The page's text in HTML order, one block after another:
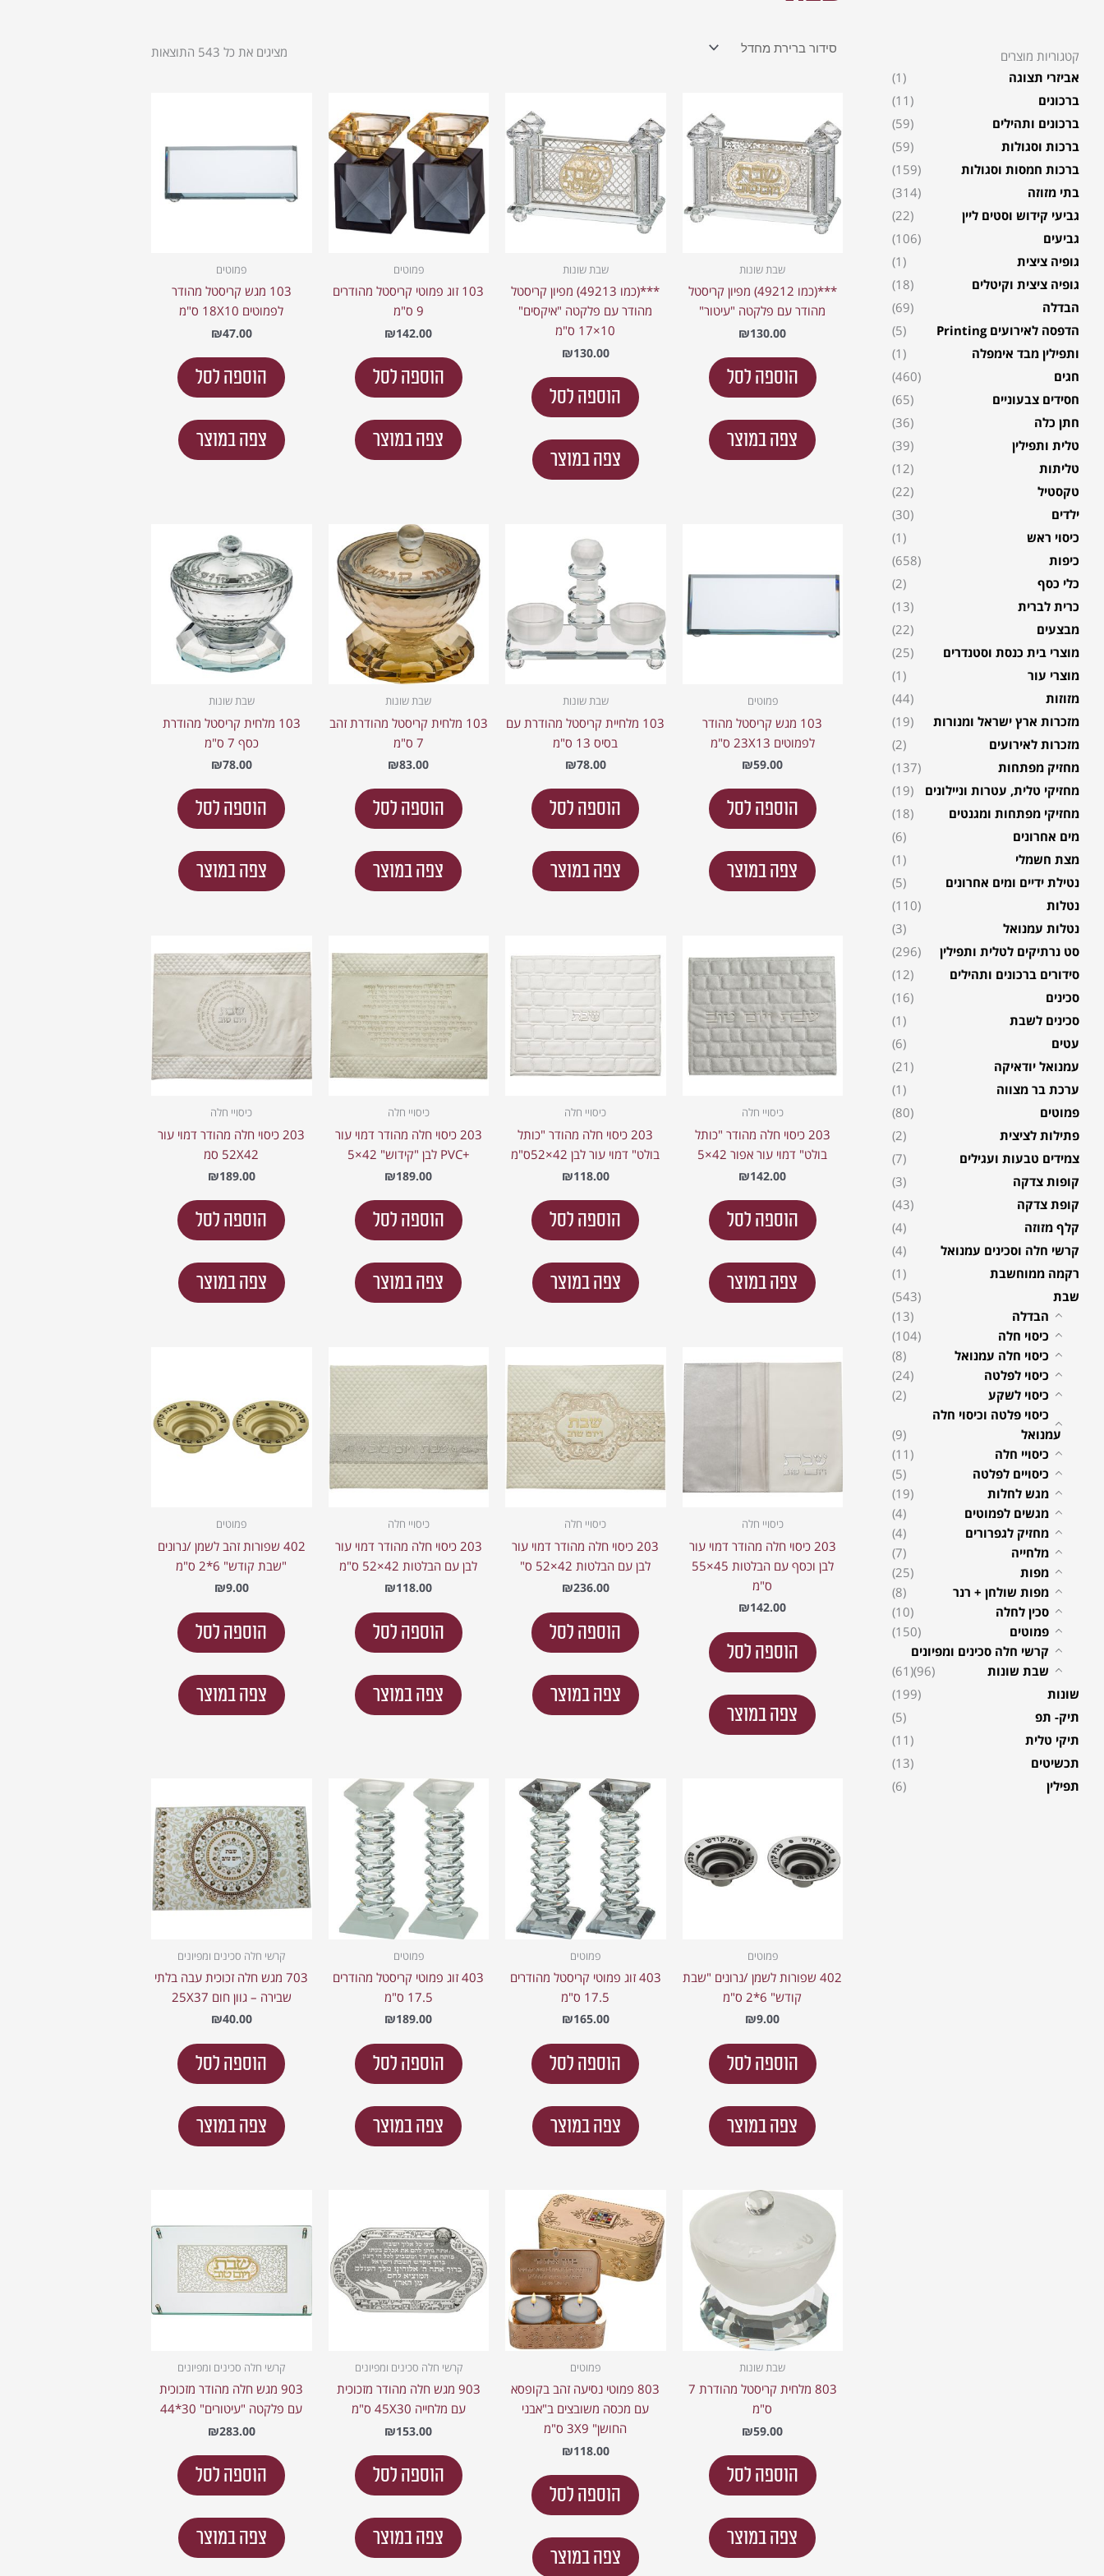
קטגוריות מוצרים
אביזרי תצוגה
(1)
ברכונים
(11)
ברכונים ותהילים
(59)
ברכות וסגולות
(59)
ברכות חמסות וסגולות
(159)
בתי מזוזה
(314)
גביעי קידוש וסטים ליין
(22)
גביעים
(106)
גופיה ציצית
(1)
גופיה ציצית וקיטלים
(18)
הבדלה
(69)
הדפסה לאירועים Printing
(5)
ותפילין מבד אימפלה
(1)
חגים
(460)
חסידים צבעוניים
(65)
חתן כלה
(36)
טלית ותפילין
(39)
טליתות
(12)
טקסטיל
(22)
ילדים
(30)
כיסוי ראש
(1)
כיפות
(658)
כלי כסף
(2)
כרית לברית
(13)
מבצעים
(22)
מוצרי בית כנסת וסטנדרים
(25)
מוצרי עור
(1)
מזוזות
(44)
מזכרות ארץ ישראל ומנורות
(19)
מזכרות לאירועים
(2)
מחזיק מפתחות
(137)
מחזיקי טלית, עטרות וניילונים
(19)
מחזיקי מפתחות ומגנטים
(18)
מים אחרונים
(6)
מצת חשמלי
(1)
נטילת ידיים ומים אחרונים
(5)
נטלות
(110)
נטלות עמנואל
(3)
סט נרתיקים לטלית ותפילין
(296)
סידורים ברכונים ותהילים
(12)
סכינים
(16)
סכינים לשבת
(1)
עטים
(6)
עמנואל יודאיקה
(21)
ערכת בר מצווה
(1)
פמוטים
(80)
פתילות לציצית
(2)
צמידים טבעות ועגילים
(7)
קופות צדקה
(3)
קופת צדקה
(43)
קלף מזוזה
(4)
קרשי חלה וסכינים עמנואל
(4)
רקמה ממוחשבת
(1)
שבת
(543)
הבדלה
(13)
כיסוי חלה
(104)
כיסוי חלה עמנואל
(8)
כיסוי לפלטה
(24)
כיסוי לשקע
(2)
כיסוי פלטה וכיסוי חלה
עמנואל
(9)
כיסויי חלה
(11)
כיסויים לפלטה
(5)
מגש לחלות
(19)
מגשים לפמוטים
(4)
מחזיק לגפרורים
(4)
מלחייה
(7)
מפות
(25)
מפות שולחן + רנר
(8)
סכין לחלה
(10)
פמוטים
(150)
קרשי חלה סכינים ומפיונים
(61)
שבת שונות
(96)
שונות
(199)
תיק- תפ
(5)
תיקי טלית
(11)
תכשיטים
(13)
תפילין
(6)
מציגים את כל ⁦543⁩ התוצאות
שבת שונות
***(כמו 49212) מפיון קריסטל
מהודר עם פלקטה "עיטור"
₪130.00
הוספה לסל
צפה במוצר
שבת שונות
***(כמו 49213) מפיון קריסטל
מהודר עם פלקטה "איקסים"
10×17 ס"מ
₪130.00
הוספה לסל
צפה במוצר
פמוטים
103 זוג פמוטי קריסטל מהודרים
9 ס"מ
₪142.00
הוספה לסל
צפה במוצר
פמוטים
103 מגש קריסטל מהודר
לפמוטים 18X10 ס"מ
₪47.00
הוספה לסל
צפה במוצר
פמוטים
103 מגש קריסטל מהודר
לפמוטים 23X13 ס"מ
₪59.00
הוספה לסל
צפה במוצר
שבת שונות
103 מלחיית קריסטל מהודרת עם
בסיס 13 ס"מ
₪78.00
הוספה לסל
צפה במוצר
שבת שונות
103 מלחית קריסטל מהודרת זהב
7 ס"מ
₪83.00
הוספה לסל
צפה במוצר
שבת שונות
103 מלחית קריסטל מהודרת
כסף 7 ס"מ
₪78.00
הוספה לסל
צפה במוצר
כיסויי חלה
203 כיסוי חלה מהודר "כותל
בולט" דמוי עור אפור 42×5
₪142.00
הוספה לסל
צפה במוצר
כיסויי חלה
203 כיסוי חלה מהודר "כותל
בולט" דמוי עור לבן 42×52ס"מ
₪118.00
הוספה לסל
צפה במוצר
כיסויי חלה
203 כיסוי חלה מהודר דמוי עור
+PVC לבן "קידוש" 42×5
₪189.00
הוספה לסל
צפה במוצר
כיסויי חלה
203 כיסוי חלה מהודר דמוי עור
52X42 סמ
₪189.00
הוספה לסל
צפה במוצר
כיסויי חלה
203 כיסוי חלה מהודר דמוי עור
לבן וכסף עם הבלטות 45×55
ס"מ
₪142.00
הוספה לסל
צפה במוצר
כיסויי חלה
203 כיסוי חלה מהודר דמוי עור
לבן עם הבלטות 42×52 ס"
₪236.00
הוספה לסל
צפה במוצר
כיסויי חלה
203 כיסוי חלה מהודר דמוי עור
לבן עם הבלטות 42×52 ס"מ
₪118.00
הוספה לסל
צפה במוצר
פמוטים
402 שפורות זהב לשמן /נרונים
"שבת קודש" 6*2 ס"מ
₪9.00
הוספה לסל
צפה במוצר
פמוטים
402 שפורות לשמן /נרונים "שבת
קודש" 6*2 ס"מ
₪9.00
הוספה לסל
צפה במוצר
פמוטים
403 זוג פמוטי קריסטל מהודרים
17.5 ס"מ
₪165.00
הוספה לסל
צפה במוצר
פמוטים
403 זוג פמוטי קריסטל מהודרים
17.5 ס"מ
₪189.00
הוספה לסל
צפה במוצר
קרשי חלה סכינים ומפיונים
703 מגש חלה זכוכית עבה בלתי
שבירה – גוון חום 25X37
₪40.00
הוספה לסל
צפה במוצר
שבת שונות
803 מלחית קריסטל מהודרת 7
ס"מ
₪59.00
הוספה לסל
צפה במוצר
פמוטים
803 פמוטי נסיעה זהב בקופסא
עם מכסה משובצים ב"אבני
החושן" 3X9 ס"מ
₪118.00
הוספה לסל
צפה במוצר
קרשי חלה סכינים ומפיונים
903 מגש חלה מהודר מזכוכית
עם מלחייה 45X30 ס"מ
₪153.00
הוספה לסל
צפה במוצר
קרשי חלה סכינים ומפיונים
903 מגש חלה מהודר מזכוכית
עם פלקטה "עיטורים" 30*44
₪283.00
הוספה לסל
צפה במוצר